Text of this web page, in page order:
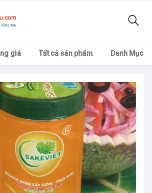
giá Tất cả sản phẩm Danh Mục